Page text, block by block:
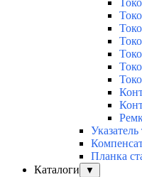
Планка
Каталоги
▼